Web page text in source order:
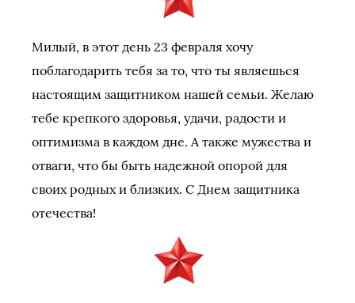
Милый, в этот день 23 февраля хочу
поблагодарить тебя за то, что ты являешься
настоящим защитником нашей семьи. Желаю
тебе крепкого здоровья, удачи, радости и
оптимизма в каждом дне. А также мужества и
отваги, что бы быть надежной опорой для
своих родных и близких. С Днем защитника
отечества!